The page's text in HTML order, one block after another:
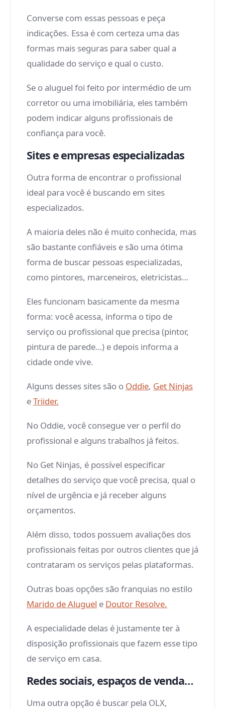
Converse com essas pessoas e peça
indicações. Essa é com certeza uma das
formas mais seguras para saber qual a
qualidade do serviço e qual o custo.
Se o aluguel foi feito por intermédio de um
corretor ou uma imobiliária, eles também
podem indicar alguns profissionais de
confiança para você.
Sites e empresas especializadas
Outra forma de encontrar o profissional
ideal para você é buscando em sites
especializados.
A maioria deles não é muito conhecida, mas
são bastante confiáveis e são uma ótima
forma de buscar pessoas especializadas,
como pintores, marceneiros, eletricistas…
Eles funcionam basicamente da mesma
forma: você acessa, informa o tipo de
serviço ou profissional que precisa (pintor,
pintura de parede…) e depois informa a
cidade onde vive.
Alguns desses sites são o Oddie, Get Ninjas
eTriider.
No Oddie, você consegue ver o perfil do
profissional e alguns trabalhos já feitos.
No Get Ninjas, é possível especificar
detalhes do serviço que você precisa, qual o
nível de urgência e já receber alguns
orçamentos.
Além disso, todos possuem avaliações dos
profissionais feitas por outros clientes que já
contrataram os serviços pelas plataformas.
Outras boas opções são franquias no estilo
Marido de Aluguel e Doutor Resolve.
A especialidade delas é justamente ter à
disposição profissionais que fazem esse tipo
de serviço em casa.
Redes sociais, espaços de venda…
Uma outra opção é buscar pela OLX,